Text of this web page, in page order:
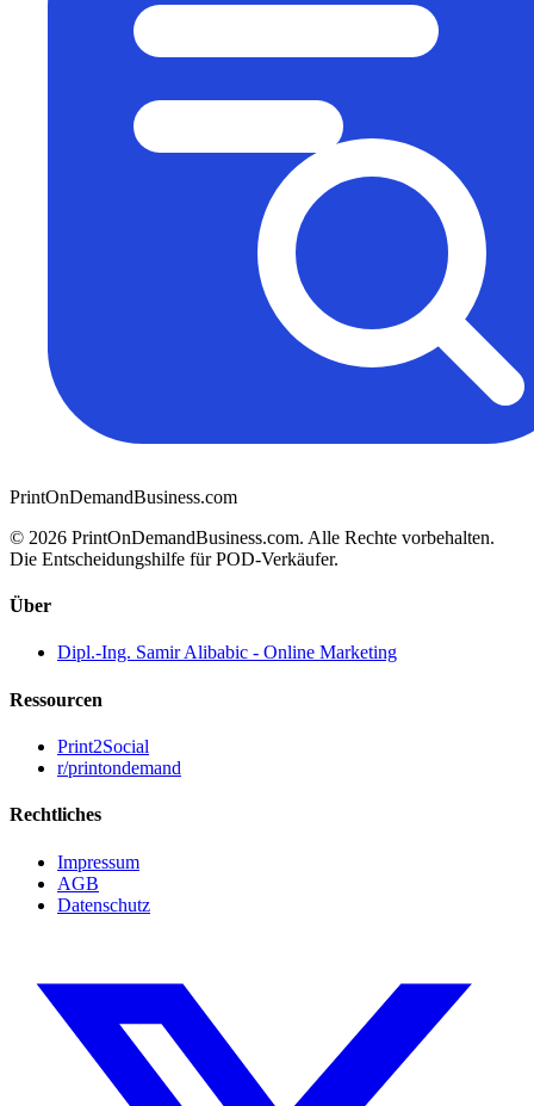
PrintOnDemandBusiness.com
© 2026 PrintOnDemandBusiness.com. Alle Rechte vorbehalten.
Die Entscheidungshilfe für POD-Verkäufer.
Über
Dipl.-Ing. Samir Alibabic - Online Marketing
Ressourcen
Print2Social
r/printondemand
Rechtliches
Impressum
AGB
Datenschutz